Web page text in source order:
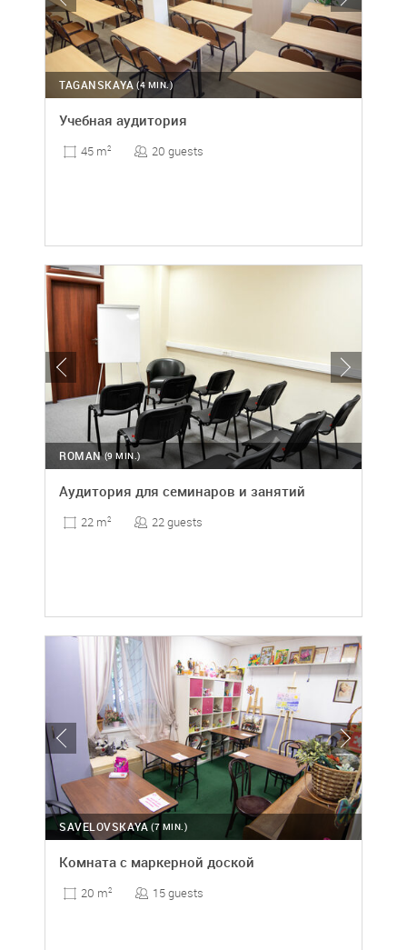
(4 MIN.)
TAGANSKAYA
Учебная аудитория
45 m2 20 guests
(9 MIN.)
ROMAN
Аудитория для семинаров и занятий
22 m2 22 guests
(7 MIN.)
SAVELOVSKAYA
Комната с маркерной доской
20 m2 15 guests